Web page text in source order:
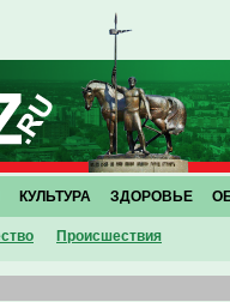
Проиcшествия
КУЛЬТУРА ЗДОРОВЬЕ